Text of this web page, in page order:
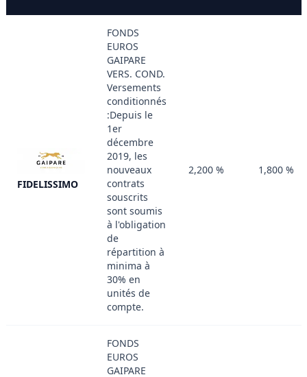
FIDELISSIMO
FONDS
EUROS
GAIPARE
VERS. COND.
Versements
conditionnés
:Depuis le
1er
décembre
2019, les
nouveaux
contrats
souscrits
sont soumis
à l'obligation
de
répartition à
minima à
30% en
unités de
compte.
2,200 % 1,800 %
FONDS
EUROS
GAIPARE